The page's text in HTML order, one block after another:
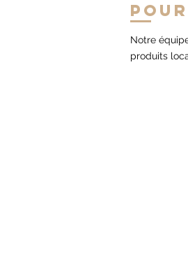
Notre
produits